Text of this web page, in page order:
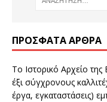
ΠΡΌΣΦΑΤΑ ΆΡΘΡΑ
Το Ιστορικό Αρχείο
έξι σύγχρονους
έργα, εγκαταστάσεις)